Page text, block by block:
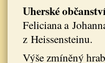
Uherské
Feliciana a
z Heissensteinu.
Výše zmíněný